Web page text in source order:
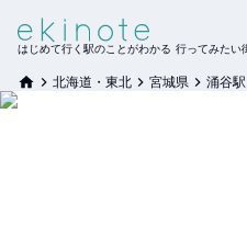
はじめて行く駅のことがわかる 行ってみたい
北海道・東北 宮城県 涌谷駅